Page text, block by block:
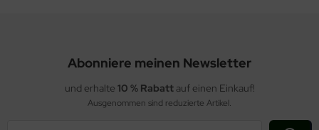
Abonniere meinen Newsletter
und erhalte 10 % Rabattauf einen Einkauf!
Ausgenommen sind reduzierte Artikel.